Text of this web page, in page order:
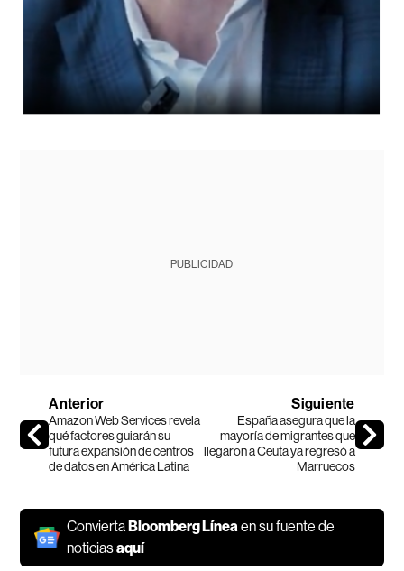
PUBLICIDAD
Anterior
Amazon Web Services revela
qué factores guiarán su
futura expansión de centros
de datos en América Latina
Siguiente
España asegura que la
mayoría de migrantes que
llegaron a Ceuta ya regresó a
Marruecos
ConviertaBloomberg Línea en su fuente de
noticiasaquí